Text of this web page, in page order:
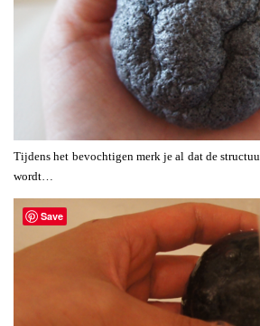
Tijdens het bevochtigen merk je al dat de
wordt…
Save